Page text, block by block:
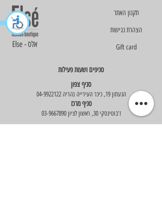
Else - אלס
תקנון האתר​​
הצהרת נגישות
Gift card
סניפים ושעות פעילות
סניף צפון
הגעתון 19, כיכר העירייה נהריה 04-9922122
סניף מרכז
ז'בוטינסקי 30, ראשון לציון 03-9667890